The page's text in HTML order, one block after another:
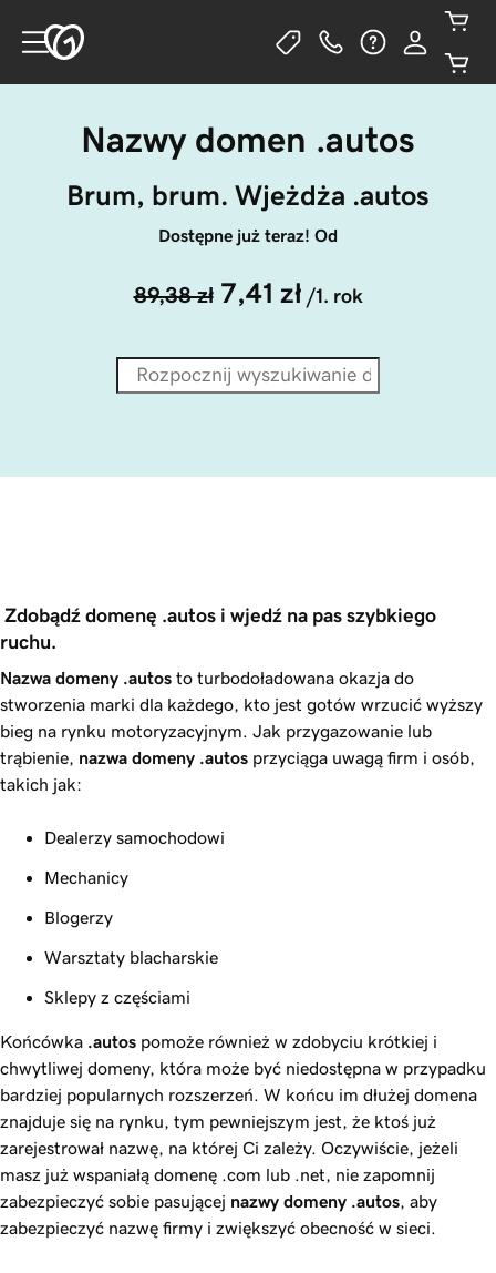
Nazwy domen .autos
Brum, brum. Wjeżdża .autos
Dostępne już teraz! Od
89,38 zł 7,41 zł /1. rok
ruchu.
Nazwa domeny .autos to turbodoładowana okazja do
stworzenia marki dla każdego, kto jest gotów wrzucić wyższy
bieg na rynku motoryzacyjnym. Jak przygazowanie lub
trąbienie, nazwa domeny .autos przyciąga uwagą firm i osób,
takich jak:
Dealerzy samochodowi
Mechanicy
Blogerzy
Warsztaty blacharskie
Sklepy z częściami
Końcówka .autos pomoże również w zdobyciu krótkiej i
chwytliwej domeny, która może być niedostępna w przypadku
bardziej popularnych rozszerzeń. W końcu im dłużej domena
znajduje się na rynku, tym pewniejszym jest, że ktoś już
zarejestrował nazwę, na której Ci zależy. Oczywiście, jeżeli
masz już wspaniałą domenę .com lub .net, nie zapomnij
zabezpieczyć sobie pasującej nazwy domeny .autos , aby
zabezpieczyć nazwę firmy i zwiększyć obecność w sieci.